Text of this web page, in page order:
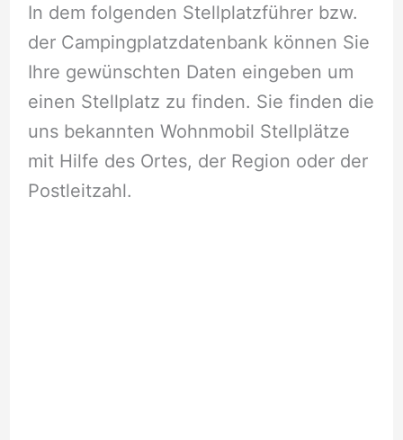
In dem folgenden Stellplatzführer bzw.
der Campingplatzdatenbank können Sie
Ihre gewünschten Daten eingeben um
einen Stellplatz zu finden. Sie finden die
uns bekannten Wohnmobil Stellplätze
mit Hilfe des Ortes, der Region oder der
Postleitzahl.